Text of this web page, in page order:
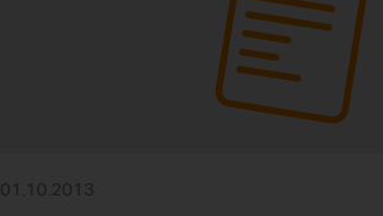
01.10.2013